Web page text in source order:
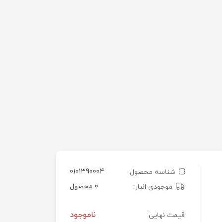
شناسه محصول:
0101390004
موجودی انبار:
0 محصول
قیمت نهایی: ناموجود